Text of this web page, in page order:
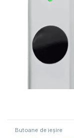
Butoane de ieșire